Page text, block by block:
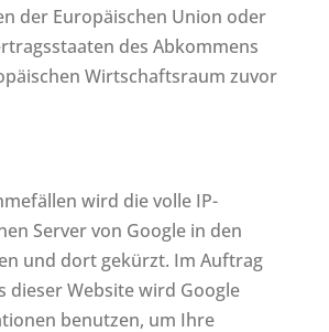
der Europäischen Union oder
des Abkommens
Wirtschaftsraum zuvor
wird die volle IP-
Server von Google in den
und dort gekürzt. Im Auftrag
dieser Website wird Google
benutzen, um Ihre